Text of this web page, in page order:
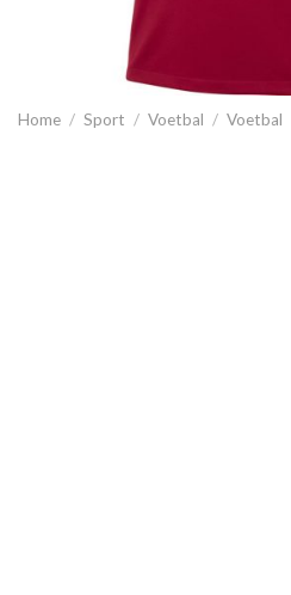
Home / Sport / Voetbal / Voetbal